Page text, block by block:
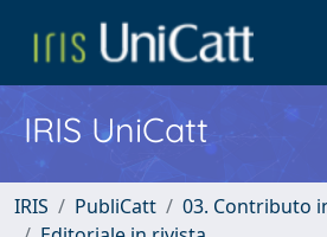
IRIS UniCatt
IRIS PubliCatt
03. Contributo